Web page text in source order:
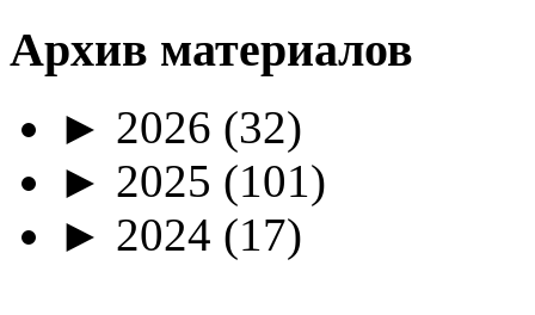
Архив материалов
► 2026 (32)
► 2025 (101)
► 2024 (17)